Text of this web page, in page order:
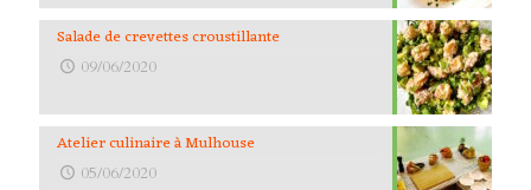
Salade de crevettes croustillante
09/06/2020
Atelier culinaire à Mulhouse
05/06/2020